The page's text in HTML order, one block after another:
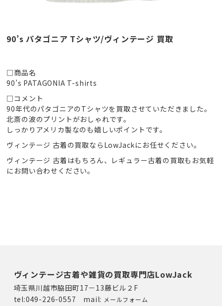
90’s パタゴニア Tシャツ/ヴィンテージ 買取
□商品名
90’s PATAGONIA T-shirts
□コメント
90年代のパタゴニアのTシャツを買取させていただきました。
北斎の波のプリントがおしゃれです。
しっかりアメリカ製なのも嬉しいポイントです。
ヴィンテージ 古着の買取ならLowJackにお任せください。
ヴィンテージ 古着はもちろん、レギュラー古着の買取もお気軽
にお問い合わせください。
ヴィンテージ古着や雑貨の買取専門店LowJack
埼玉県川越市脇田町17－13藤ビル２F
tel:049-226-0557 mail: メールフォーム